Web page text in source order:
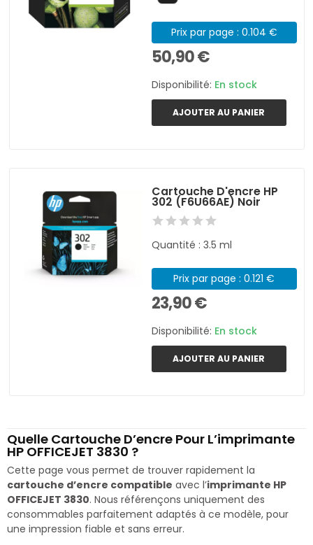
Prix par page : 0.104 €
50,90 €
Disponibilité: En stock
AJOUTER AU PANIER
Cartouche D'encre HP
302 (F6U66AE) Noir
Quantité : 3.5 ml
Prix par page : 0.121 €
23,90 €
Disponibilité: En stock
AJOUTER AU PANIER
Quelle Cartouche D’encre Pour L’imprimante
HP OFFICEJET 3830 ?
Cette page vous permet de trouver rapidement la
cartouche d’encre compatible avec l’imprimante HP
OFFICEJET 3830. Nous référençons uniquement des
consommables parfaitement adaptés à ce modèle, pour
une impression fiable et sans erreur.